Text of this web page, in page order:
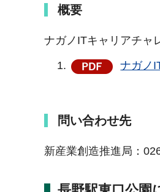
概要
ナガノITキャリアチャ
ナガノ
問い合わせ先
新産業創造推進局：